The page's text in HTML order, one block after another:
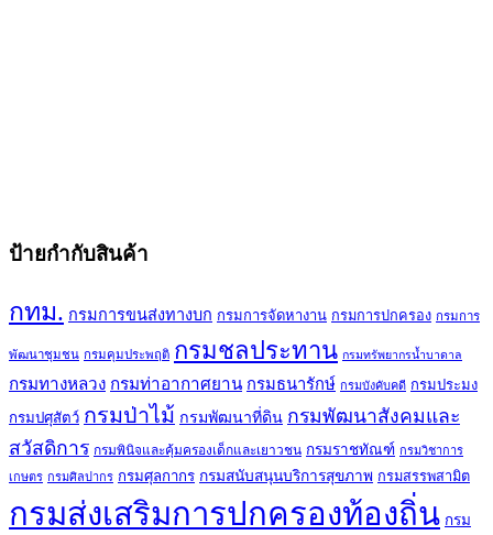
ป้ายกำกับสินค้า
กทม. กรมการขนส่งทางบก กรมการจัดหางาน กรมการปกครอง กรมการ
พัฒนาชุมชน กรมคุมประพฤติ กรมชลประทาน กรมทรัพยากรน้ำบาดาล
กรมทางหลวง กรมท่าอากาศยาน กรมธนารักษ์ กรมบังคับคดี กรมประมง
กรมปศุสัตว์ กรมป่าไม้ กรมพัฒนาที่ดิน กรมพัฒนาสังคมและ
สวัสดิการ กรมพินิจและคุ้มครองเด็กและเยาวชน กรมราชทัณฑ์ กรมวิชาการ
เกษตร กรมศิลปากร กรมศุลกากร กรมสนับสนุนบริการสุขภาพ กรมสรรพสามิต
กรมส่งเสริมการปกครองท้องถิ่น กรม